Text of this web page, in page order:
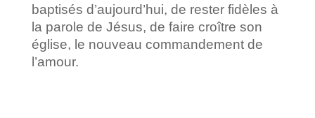
baptisés d’aujourd’hui, de rester fidèles à
la parole de Jésus, de faire croître son
église, le nouveau commandement de
l’amour.